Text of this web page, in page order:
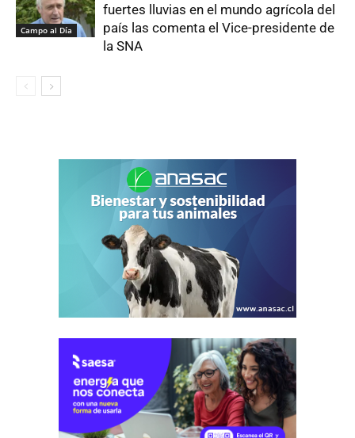
Campo al Día
fuertes lluvias en el mundo agrícola del
país las comenta el Vice-presidente de
la SNA